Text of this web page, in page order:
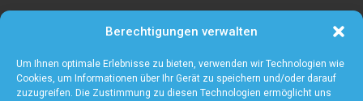
Berechtigungen verwalten
Um Ihnen optimale Erlebnisse zu bieten, verwenden wir Technologien wie
Cookies, um Informationen über Ihr Gerät zu speichern und/oder darauf
zuzugreifen. Die Zustimmung zu diesen Technologien ermöglicht uns
Die beste Akku-Kettensäge im Test
5 Gründe warum Sie sich für eine Zaunanlage entscheiden sollten